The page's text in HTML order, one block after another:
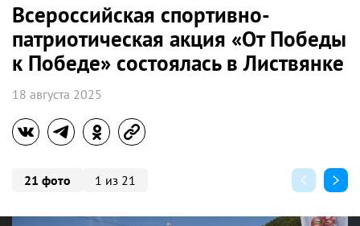
Всероссийская спортивно-
патриотическая акция «От Победы
к Победе» состоялась в Листвянке
18 августа 2025
21 фото 1 из 21